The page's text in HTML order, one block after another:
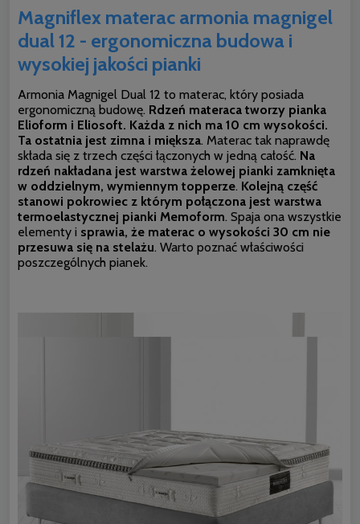
Magniflex materac armonia magnigel
dual 12 - ergonomiczna budowa i
wysokiej jakości pianki
Armonia Magnigel Dual 12 to materac, który posiada
ergonomiczną budowę. Rdzeń materaca tworzy pianka
Elioform i Eliosoft. Każda z nich ma 10 cm wysokości.
Ta ostatnia jest zimna i miększa. Materac tak naprawdę
składa się z trzech części łączonych w jedną całość. Na
rdzeń nakładana jest warstwa żelowej pianki zamknięta
w oddzielnym, wymiennym topperze. Kolejną część
stanowi pokrowiec z którym połączona jest warstwa
termoelastycznej pianki Memoform. Spaja ona wszystkie
elementy i sprawia, że materac o wysokości 30 cm nie
przesuwa się na stelażu. Warto poznać właściwości
poszczególnych pianek.